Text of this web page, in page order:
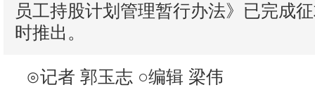
员工持股计划管理暂行办法》已完成
时推出。
⊙记者 郭玉志 ○编辑 梁伟